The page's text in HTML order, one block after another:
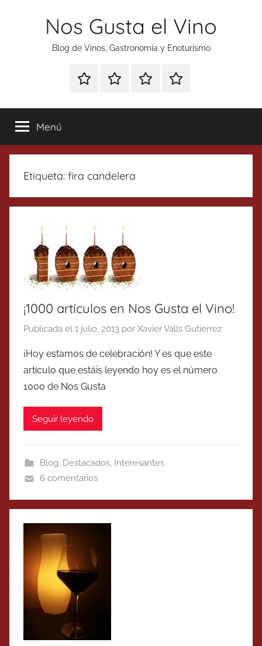
Nos Gusta el Vino
Blog de Vinos, Gastronomía y Enoturismo
Especial
Tonics
Enoturismo
Gastronomía
RankingContacto
Menú
Etiqueta: fira candelera
¡1000 artículos en Nos Gusta el Vino!
Publicada el 1 julio, 2013 por Xavier Valls Gutierrez
¡Hoy estamos de celebración! Y es que este
artículo que estáis leyendo hoy es el número
1000 de Nos Gusta
Seguir leyendo
Blog, Destacados, Interesantes
6 comentarios